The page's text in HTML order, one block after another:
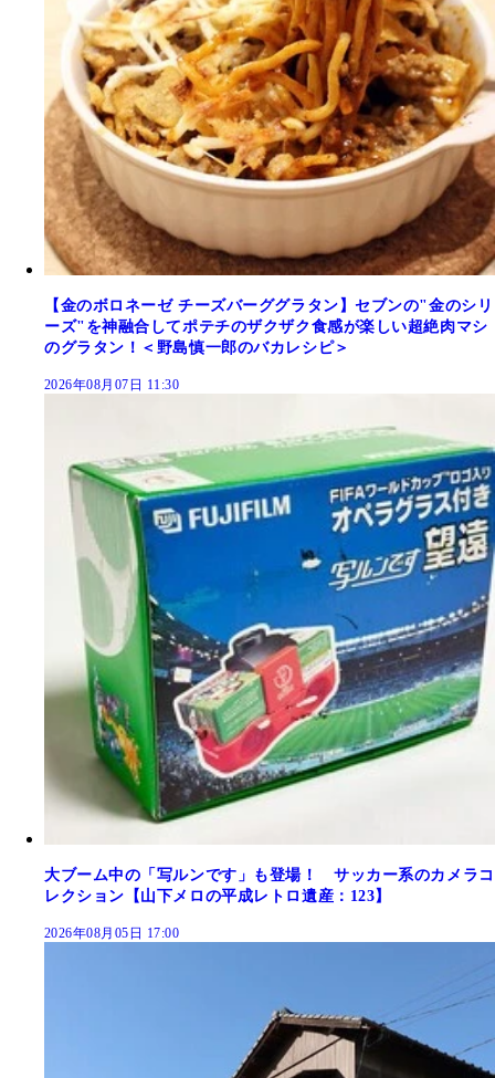
【金のボロネーゼ チーズバーググラタン】セブンの"金のシリ
ーズ"を神融合してポテチのザクザク食感が楽しい超絶肉マシ
のグラタン！＜野島慎一郎のバカレシピ＞
2026年08月07日 11:30
大ブーム中の「写ルンです」も登場！ サッカー系のカメラコ
レクション【山下メロの平成レトロ遺産：123】
2026年08月05日 17:00